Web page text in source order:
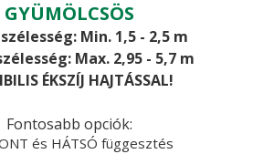
GYÜMÖLCSÖS
Min. 1,5 - 2,5 m
Max. 2,95 - 5,7 m
ÉKSZÍJ HAJTÁSSAL!
Fontosabb opciók:
és HÁTSÓ függesztés